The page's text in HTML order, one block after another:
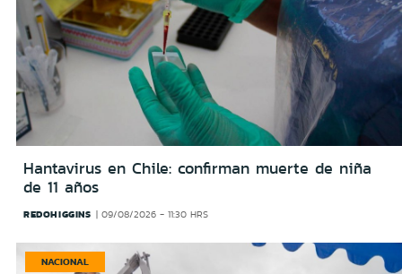
Hantavirus en Chile: confirman muerte de niña
de 11 años
REDOHIGGINS 09/08/2026 - 11:30 HRS
NACIONAL